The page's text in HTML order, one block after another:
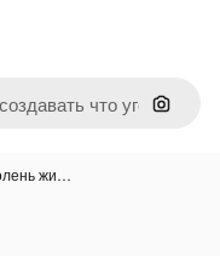
Поиск
жи…